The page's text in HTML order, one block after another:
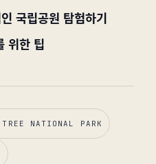
국립공원 탐험하기
위한 팁
NATIONAL PARK